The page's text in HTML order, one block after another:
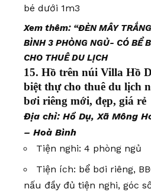
bé dưới 1m3
Xem thêm: “ĐÈN MÂY
BÌNH 3 PHÒNG NGỦ- CÓ BỂ
CHO THUÊ DU LỊCH
15. Hồ trên núi Villa Hồ
biệt thự cho thuê du lịch
bơi riêng mới, đẹp, giá rẻ
Địa chỉ: Hồ Dụ, Xã Mông
– Hoà Bình
Tiện nghi: 4 phòng ngủ
Tiện ích: bể bơi riêng,
nấu đầy đủ tiện nghi, góc